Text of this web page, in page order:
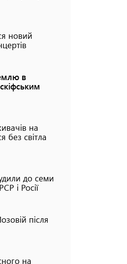
новий
в
на
без світла
до семи
і Росії
після
на